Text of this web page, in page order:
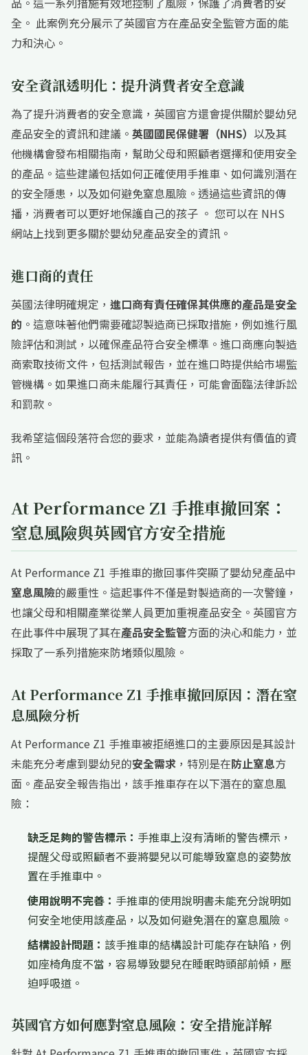
全。 此案例充分展示了英國官方在產品安全監管方面的能
力和決心。
安全資訊透明化：提升消費者安全意識
為了提升消費者的安全意識，英國官方還會提供關於嬰幼兒
產品安全的資訊和建議。 英國國民保健署（NHS） 以及其
他機構會發布相關指南，幫助父母和照顧者選擇和使用安全
的產品。這些建議包括如何正確使用手推車、如何識別潛在
的安全隱患，以及如何避免窒息風險。透過這些資訊的傳
播，消費者可以更好地保護自己的孩子 。 您可以在 NHS
網站上找到更多關於嬰幼兒產品安全的資訊。
進口商的責任
英國法律明確規定， 進口商有責任確保其供應的產品是安全
的 。這意味著他們需要確認製造商已採取措施，例如進行風
險評估和測試，以確保產品符合安全標準。進口商應向製造
商索取技術文件，包括測試報告，並在進口時提供給市場監
管機構。如果進口商未能履行其責任，可能會面臨法律訴訟
和罰款。
我希望這個段落符合您的要求，並能為讀者提供有價值的資
訊。
At Performance Z1 手推車撤回案：
窒息風險與英國官方安全措施
At Performance Z1 手推車的撤回事件突顯了嬰幼兒產品中
窒息風險的嚴重性。這起事件不僅是對製造商的一次警鐘，
也讓父母和相關產業從業人員更加重視產品安全。英國官方
在此事件中展現了其在產品安全監管方面的決心和能力，並
採取了一系列措施來防堵類似風險。
At Performance Z1 手推車撤回原因：潛在窒
息風險分析
At Performance Z1 手推車被拒絕進口的主要原因是其設計
未能充分考慮到嬰幼兒的安全需求 ，特別是在防止窒息方
面。產品安全報告指出，該手推車存在以下潛在的窒息風
險：
缺乏足夠的警告標示： 手推車上沒有清晰的警告標示，
提醒父母或照顧者不要將嬰兒以可能導致窒息的姿勢放
置在手推車中。
使用說明不完善： 手推車的使用說明書未能充分說明如
何安全地使用該產品，以及如何避免潛在的窒息風險。
結構設計問題： 該手推車的結構設計可能存在缺陷，例
如座椅角度不當，容易導致嬰兒在睡眠時頭部前傾，壓
迫呼吸道。
英國官方如何應對窒息風險：安全措施詳解